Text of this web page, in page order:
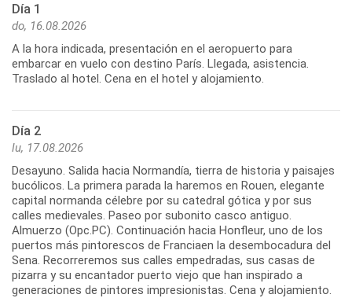
Día 1
do, 16.08.2026
A la hora indicada, presentación en el aeropuerto para
embarcar en vuelo con destino París. Llegada, asistencia.
Traslado al hotel. Cena en el hotel y alojamiento.
Día 2
lu, 17.08.2026
Desayuno. Salida hacia Normandía, tierra de historia y paisajes
bucólicos. La primera parada la haremos en Rouen, elegante
capital normanda célebre por su catedral gótica y por sus
calles medievales. Paseo por subonito casco antiguo.
Almuerzo (Opc.PC). Continuación hacia Honfleur, uno de los
puertos más pintorescos de Franciaen la desembocadura del
Sena. Recorreremos sus calles empedradas, sus casas de
pizarra y su encantador puerto viejo que han inspirado a
generaciones de pintores impresionistas. Cena y alojamiento.